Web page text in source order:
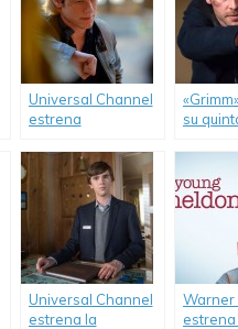
Universal Channel
estrena
su
Universal Channel
estrena la
Warner